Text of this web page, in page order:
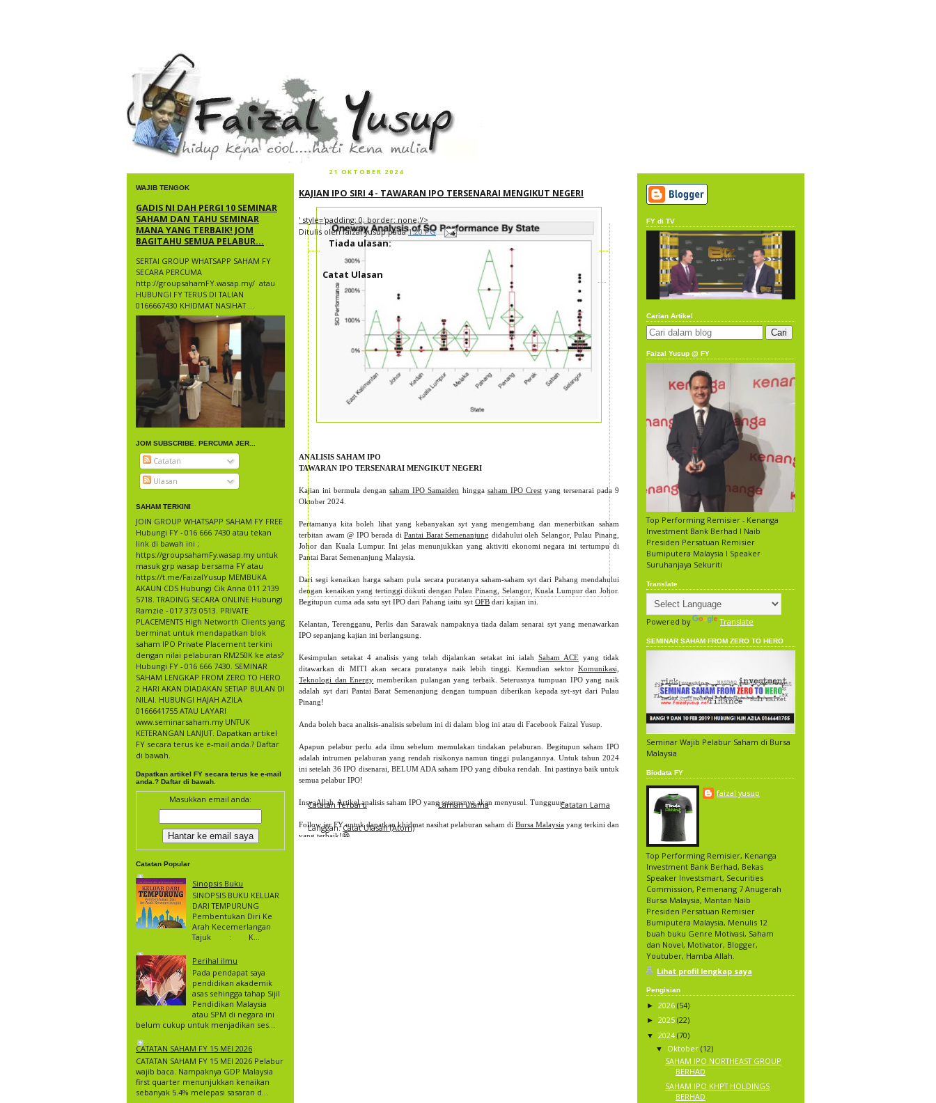
faizal yusup
WAJIB TENGOK
GADIS NI DAH PERGI 10 SEMINAR
SAHAM DAN TAHU SEMINAR
MANA YANG TERBAIK! JOM
BAGITAHU SEMUA PELABUR...
SERTAI GROUP WHATSAPP SAHAM FY
SECARA PERCUMA
http://groupsahamFY.wasap.my/ ​ atau
HUBUNGI FY TERUS DI TALIAN
0166667430 KHIDMAT NASIHAT ...
JOM SUBSCRIBE. PERCUMA JER...
Catatan
Ulasan
SAHAM TERKINI
JOIN GROUP WHATSAPP SAHAM FY FREE
Hubungi FY - 016 666 7430 atau tekan
link di bawah ini ;
https://groupsahamFy.wasap.my untuk
masuk grp wasap bersama FY atau
https://t.me/FaizalYusup MEMBUKA
AKAUN CDS Hubungi Cik Anna 011 2139
5718. TRADING SECARA ONLINE Hubungi
Ramzie - 017 373 0513. PRIVATE
PLACEMENTS High Networth Clients yang
berminat untuk mendapatkan blok
saham IPO Private Placement terkini
dengan nilai pelaburan RM250K ke atas?
Hubungi FY - 016 666 7430. SEMINAR
SAHAM LENGKAP FROM ZERO TO HERO
2 HARI AKAN DIADAKAN SETIAP BULAN DI
NILAI. HUBUNGI HAJAH AZILA
0166641755 ATAU LAYARI
www.seminarsaham.my UNTUK
KETERANGAN LANJUT. Dapatkan artikel
FY secara terus ke e-mail anda.? Daftar
di bawah.
Dapatkan artikel FY secara terus ke e-mail
anda.? Daftar di bawah.
Masukkan email anda:
Catatan Popular
Sinopsis Buku
SINOPSIS BUKU KELUAR
DARI TEMPURUNG
Pembentukan Diri Ke
Arah Kecemerlangan
Tajuk : K...
Perihal ilmu
Pada pendapat saya
pendidikan akademik
asas sehingga tahap Sijil
Pendidikan Malaysia
atau SPM di negara ini
belum cukup untuk menjadikan ses...
CATATAN SAHAM FY 15 MEI 2026
CATATAN SAHAM FY 15 MEI 2026 Pelabur
wajib baca. Nampaknya GDP Malaysia
first quarter menunjukkan kenaikan
sebanyak 5.4% melepasi sasaran d...
21 OKTOBER 2024
KAJIAN IPO SIRI 4 - TAWARAN IPO TERSENARAI MENGIKUT NEGERI
ANALISIS SAHAM IPO
TAWARAN IPO TERSENARAI MENGIKUT NEGERI
Kajian ini bermula dengansaham IPO Samaiden hingga saham IPO Crestyang tersenarai pada 9
Oktober 2024.
Pertamanya kita boleh lihat yang kebanyakan syt yang mengembang dan menerbitkan saham
terbitan awam @ IPO berada diPantai Barat Semenanjung didahului oleh Selangor, Pulau Pinang,
Johor dan Kuala Lumpur. Ini jelas menunjukkan yang aktiviti ekonomi negara ini tertumpu di
Pantai Barat Semenanjung Malaysia.
Dari segi kenaikan harga saham pula secara puratanya saham-saham syt dari Pahang mendahului
dengan kenaikan yang tertinggi diikuti dengan Pulau Pinang, Selangor, Kuala Lumpur dan Johor.
Begitupun cuma ada satu syt IPO dari Pahang iaitu syt OFB dari kajian ini.
Kelantan, Terengganu, Perlis dan Sarawak nampaknya tiada dalam senarai syt yang menawarkan
IPO sepanjang kajian ini berlangsung.
Kesimpulan setakat 4 analisis yang telah dijalankan setakat ini ialah Saham ACEyang tidak
ditawarkan di MITI akan secara puratanya naik lebih tinggi. Kemudian sektor Komunikasi,
Teknologi dan Energy memberikan pulangan yang terbaik. Seterusnya tumpuan IPO yang naik
adalah syt dari Pantai Barat Semenanjung dengan tumpuan diberikan kepada syt-syt dari Pulau
Pinang!
Anda boleh baca analisis-analisis sebelum ini di dalam blog ini atau di Facebook Faizal Yusup.
Apapun pelabur perlu ada ilmu sebelum memulakan tindakan pelaburan. Begitupun saham IPO
adalah intrumen pelaburan yang rendah risikonya namun tinggi pulangannya. Untuk tahun 2024
ini setelah 36 IPO disenarai, BELUM ADA saham IPO yang dibuka rendah. Ini pastinya baik untuk
semua pelabur IPO!
InsyaAllah. Artikel analisis saham IPO yang seterusnya akan menyusul. Tungguuu..
Follow jer FY untuk dapatkan khidmat nasihat pelaburan saham di Bursa Malaysia yang terkini dan
yang terbaik!😁
' style='padding: 0; border: none;'/>
Ditulis olehfaizal yusup pada1:20 PG
Tiada ulasan:
Catat Ulasan
Catatan Terbaru Catatan Lama
Laman utama
Langgan:Catat Ulasan (Atom)
FY di TV
Carian Artikel
Faizal Yusup @ FY
Top Performing Remisier - Kenanga
Investment Bank Berhad l Naib
Presiden Persatuan Remisier
Bumiputera Malaysia l Speaker
Suruhanjaya Sekuriti
Translate
Powered by Translate
SEMINAR SAHAM FROM ZERO TO HERO
Seminar Wajib Pelabur Saham di Bursa
Malaysia
Biodata FY
faizal yusup
Top Performing Remisier, Kenanga
Investment Bank Berhad, Bekas
Speaker Investsmart, Securities
Commission, Pemenang 7 Anugerah
Bursa Malaysia, Mantan Naib
Presiden Persatuan Remisier
Bumiputera Malaysia, Menulis 12
buah buku Genre Motivasi, Saham
dan Novel, Motivator, Blogger,
Youtuber, Hamba Allah.
Lihat profil lengkap saya
Pengisian
► 2026 (54)
► 2025 (22)
▼ 2024 (70)
▼ Oktober (12)
SAHAM IPO NORTHEAST GROUP
BERHAD
SAHAM IPO KHPT HOLDINGS
BERHAD